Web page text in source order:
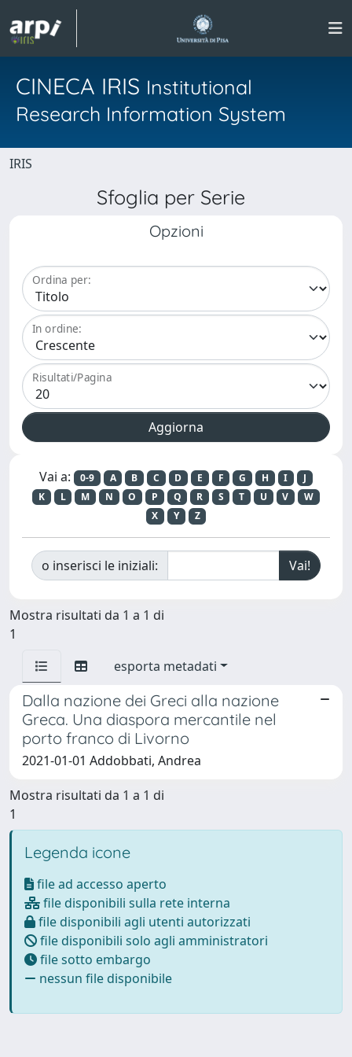
CINECA IRIS Institutional
Research Information System
IRIS
Sfoglia per Serie
Opzioni
Ordina per:
In ordine:
Risultati/Pagina
Vai a: 0-9 A B C D E F G H I
J
K
L M N O P Q R S T U V
W
X
Y Z
o inserisci le iniziali:
Mostra risultati da 1 a 1 di
1
esporta metadati
Dalla nazione dei Greci alla nazione
Greca. Una diaspora mercantile nel
porto franco di Livorno
2021-01-01 Addobbati, Andrea
Mostra risultati da 1 a 1 di
1
Legenda icone
file ad accesso aperto
file disponibili sulla rete interna
file disponibili agli utenti autorizzati
file disponibili solo agli amministratori
file sotto embargo
nessun file disponibile